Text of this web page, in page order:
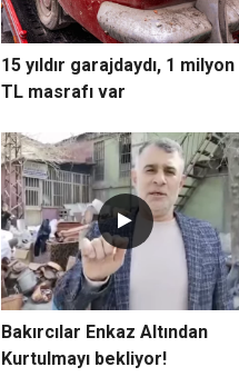
15 yıldır garajdaydı, 1 milyon
TL masrafı var
Bakırcılar Enkaz Altından
Kurtulmayı bekliyor!